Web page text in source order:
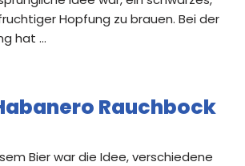
Hopfung zu brauen. Bei der
hat …
Rauchbock
Bier war die Idee, verschiedene